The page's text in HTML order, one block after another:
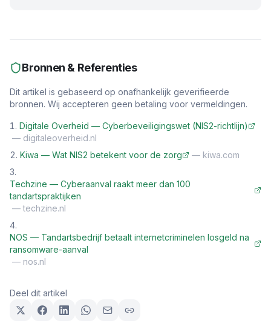
Bronnen & Referenties
Dit artikel is gebaseerd op onafhankelijk geverifieerde
bronnen. Wij accepteren geen betaling voor vermeldingen.
Digitale Overheid — Cyberbeveiligingswet (NIS2-richtlijn)
— digitaleoverheid.nl
Kiwa — Wat NIS2 betekent voor de zorg
— kiwa.com
Techzine — Cyberaanval raakt meer dan 100
tandartspraktijken
—techzine.nl
NOS — Tandartsbedrijf betaalt internetcriminelen losgeld na
ransomware-aanval
— nos.nl
Deel dit artikel